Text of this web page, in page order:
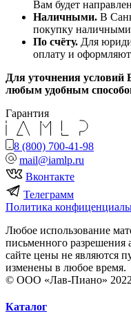
Вам будет
Наличными. В
покупку
По счёту. Для
оплату и
Для уточнения условий
любым удобным
Гарантия
8 (800) 700-41-98
mail@iamlp.ru
Вконтакте
Телеграмм
Политика
Любое использование
письменного разрешения
сайте цены не являются
изменены в любое время.
© ООО «Лав-Пиано» 2022
Каталог